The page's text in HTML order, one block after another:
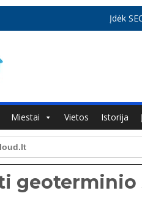
Įdėk
Miestai Vietos Istorija